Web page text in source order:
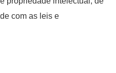
com as leis e